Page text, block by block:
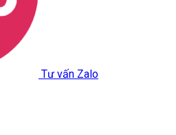
Tư vấn Zalo